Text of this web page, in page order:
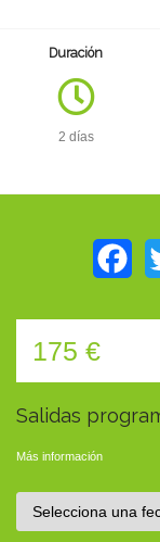
Duración
2 días
175 €
Salidas
Más información